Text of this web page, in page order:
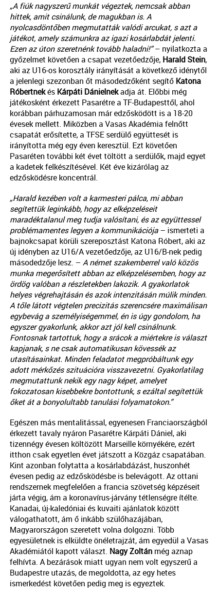
„A fiúk nagyszerű munkát végeztek, nemcsak abban
hittek, amit csinálunk, de magukban is. A
nyolcasdöntőben megmutatták valódi arcukat, s azt a
játékot, amely számunkra az igazi kosárlabdát jelenti.
Ezen az úton szeretnénk tovább haladni!”– nyilatkozta a
győzelmet követően a csapat vezetőedzője, Harald Stein,
aki az U16-os korosztály irányítását a következő idénytől
a jelenlegi szezonban őt másodedzőként segítő Katona
Róbertnekés Kárpáti Dánielnekadja át. Előbbi még
játékosként érkezett Pasarétre a TF-Budapesttől, ahol
korábban párhuzamosan már edzősködött is a 18-20
évesek mellett. Miközben a Vasas Akadémia felnőtt
csapatát erősítette, a TFSE serdülő együttesét is
irányította még egy éven keresztül. Ezt követően
Pasaréten további két évet töltött a serdülők, majd egyet
a kadetek felkészítésével. Két éve kizárólag az
edzősködésre koncentrál.
„Harald kezében volt a karmesteri pálca, mi abban
segítettük leginkább, hogy az elképzeléseit
maradéktalanul meg tudja valósítani, és az együttessel
problémamentes legyen a kommunikációja– ismerteti a
bajnokcsapat körüli szereposztást Katona Róbert, aki az
új idényben az U16/A vezetőedzője, az U16/B-nek pedig
másodedzője lesz. – A német szakemberrel való közös
munka megerősített abban az elképzelésemben, hogy az
ördög valóban a részletekben lakozik. A gyakorlatok
helyes végrehajtásán és azok intenzitásán múlik minden.
A tőle látott végtelen precizitás szerencsére maximálisan
egybevág a személyiségemmel, én is úgy gondolom, ha
egyszer gyakorlunk, akkor azt jól kell csinálnunk.
Fontosnak tartottuk, hogy a srácok a miértekre is választ
kapjanak, s ne csak automatikusan kövessék az
utasításainkat. Minden feladatot megpróbáltunk egy
adott mérkőzés szituációra visszavezetni. Gyakorlatilag
megmutattunk nekik egy nagy képet, amelyet
fokozatosan kisebbekre bontottunk, s ezáltal segítettük
őket át a bonyolultabb tanulási folyamatokon.”
Egészen más mentalitással, egyenesen Franciaországból
érkezett tavaly nyáron Pasarétre Kárpáti Dániel, aki
tizennégy évesen költözött Marseille környékére, ezért
itthon csak egyetlen évet játszott a Közgáz csapatában.
Kint azonban folytatta a kosárlabdázást, huszonhét
évesen pedig az edzősködésbe is belevágott. Az ottani
rendszernek megfelelően a francia szövetség képzéseit
járta végig, ám a koronavírus-járvány tétlenségre ítélte.
Kanadai, új-kaledóniai és kuvaiti ajánlatok között
válogathatott, ám ő inkább szülőhazájában,
Magyarországon szeretett volna dolgozni. Több
egyesületnek is elküldte önéletrajzát, ám egyedül a Vasas
Akadémiától kapott választ. Nagy Zoltán még aznap
felhívta. A bezárások miatt ugyan nem volt egyszerű a
Budapestre utazás, de megoldotta, az egy hetes
ismerkedést követően pedig meg is egyeztek.